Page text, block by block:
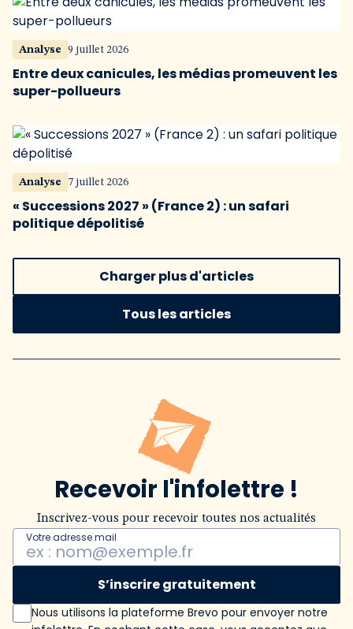
Analyse 9 juillet 2026
Entre deux canicules, les médias promeuvent les
super-pollueurs
Analyse 7 juillet 2026
« Successions 2027 » (France 2) : un safari
politique dépolitisé
Charger plus d'articles
Tous les articles
Recevoir l'infolettre !
Inscrivez-vous pour recevoir toutes nos actualités
Votre adresse mail
S’inscrire gratuitement
Nous utilisons la plateforme Brevo pour envoyer notre